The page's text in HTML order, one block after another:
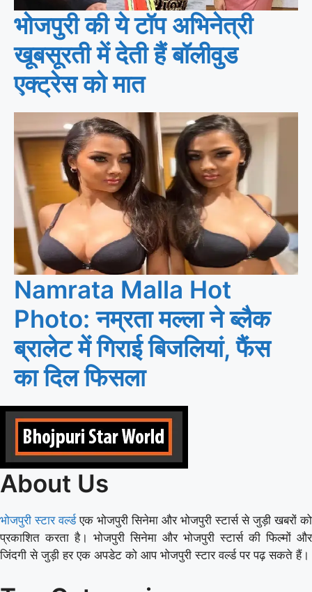
भोजपुरी की ये टॉप अभिनेत्री
खूबसूरती में देती हैं बॉलीवुड
एक्ट्रेस को मात
Namrata Malla Hot
Photo: नम्रता मल्ला ने ब्लैक
ब्रालेट में गिराई बिजलियां, फैंस
का दिल फिसला
About Us
भोजपुरी स्टार वर्ल्डएक भोजपुरी सिनेमा और भोजपुरी स्टार्स से जुड़ी खबरों को
प्रकाशित करता है। भोजपुरी सिनेमा और भोजपुरी स्टार्स की फिल्मों और
जिंदगी से जुड़ी हर एक अपडेट को आप भोजपुरी स्टार वर्ल्ड पर पढ़ सकते हैं।